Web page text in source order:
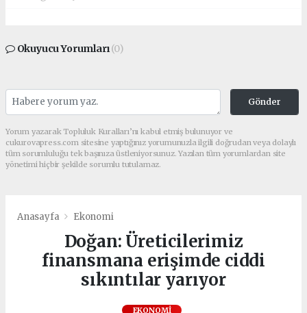
Okuyucu Yorumları(0)
Gönder
Yorum yazarak Topluluk Kuralları’nı kabul etmiş bulunuyor ve
cukurovapress.com sitesine yaptığınız yorumunuzla ilgili doğrudan veya dolaylı
tüm sorumluluğu tek başınıza üstleniyorsunuz. Yazılan tüm yorumlardan site
yönetimi hiçbir şekilde sorumlu tutulamaz.
Anasayfa Ekonomi
Doğan: Üreticilerimiz
finansmana erişimde ciddi
sıkıntılar yarıyor
EKONOMI